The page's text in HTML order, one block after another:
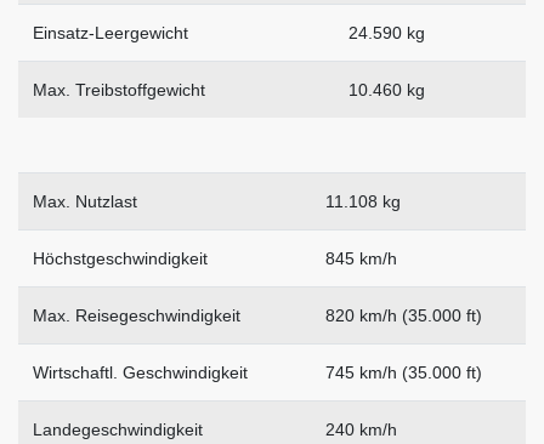
Einsatz-Leergewicht 24.590 kg
Max. Treibstoffgewicht 10.460 kg
Max. Nutzlast 11.108 kg
Höchstgeschwindigkeit 845 km/h
Max. Reisegeschwindigkeit 820 km/h (35.000 ft)
Wirtschaftl. Geschwindigkeit 745 km/h (35.000 ft)
Landegeschwindigkeit 240 km/h